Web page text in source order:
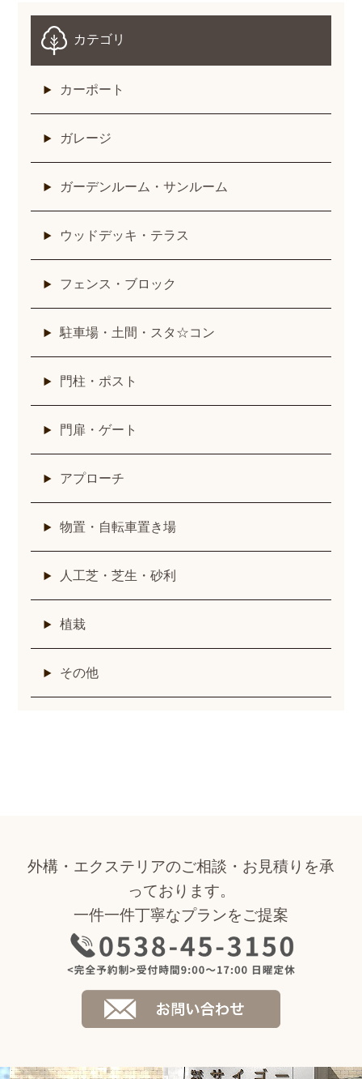
カテゴリ
カーポート
ガレージ
ガーデンルーム・サンルーム
ウッドデッキ・テラス
フェンス・ブロック
駐車場・土間・スタ☆コン
門柱・ポスト
門扉・ゲート
アプローチ
物置・自転車置き場
人工芝・芝生・砂利
植栽
その他
外構・エクステリアのご相談・お見積りを承
っております。
一件一件丁寧なプランをご提案